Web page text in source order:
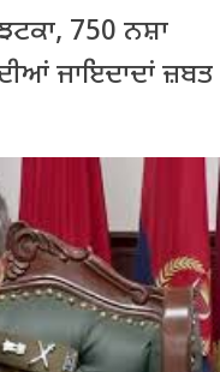
750 ਨਸ਼ਾ
ਜਾਇਦਾਦਾਂ ਜ਼ਬਤ